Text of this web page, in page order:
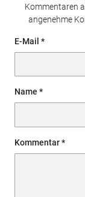
Kommentaren
angenehme
E-Mail
Name
Kommentar